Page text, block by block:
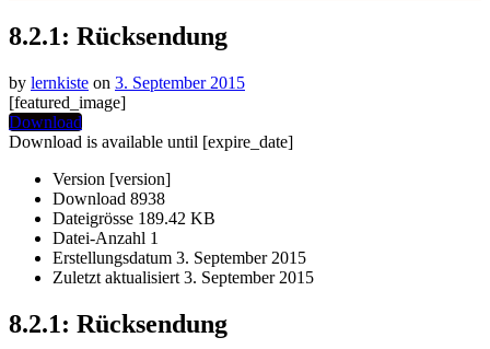
8.2.1: Rücksendung
by lernkiste on 3. September 2015
[featured_image]
Download
Download is available until [expire_date]
Version [version]
Download 8938
Dateigrösse 189.42 KB
Datei-Anzahl 1
Erstellungsdatum 3. September 2015
Zuletzt aktualisiert 3. September 2015
8.2.1: Rücksendung